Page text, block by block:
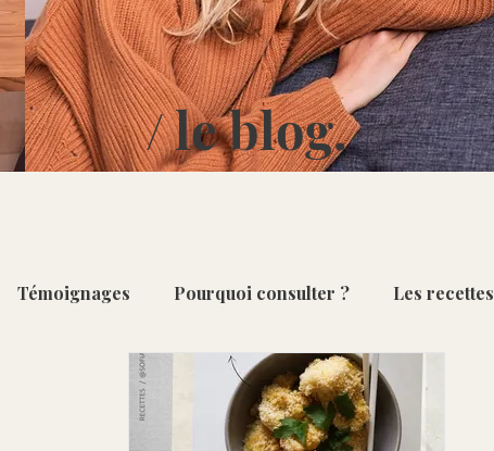
/ le blog.
Témoignages Pourquoi consulter ? Les recettes
Repas du quotidien Desserts & Douceurs